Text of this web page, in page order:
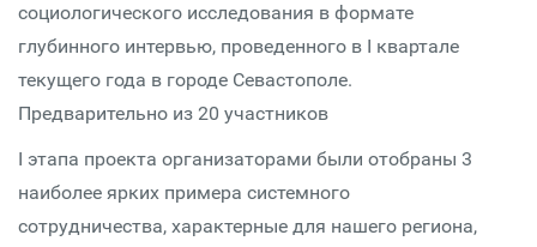
социологического исследования в формате
глубинного интервью, проведенного в I квартале
текущего года в городе Севастополе.
Предварительно из 20 участников
I этапа проекта организаторами были отобраны 3
наиболее ярких примера системного
сотрудничества, характерные для нашего региона,